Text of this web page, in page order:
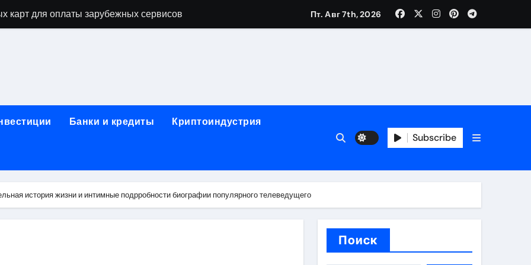
карт для оплаты зарубежных сервисов
документы и риски
ПТС онлайн на карту без визита в офис
качества
1С
Пт. Авг 7th, 2026
Банки и кредиты Криптоиндустрия
Subscribe
история жизни и интимные подрробности биографии популярного телеведущего
Поиск